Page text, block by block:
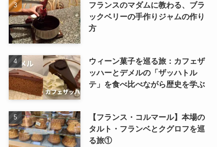
フランスのマダムに教わる、ブラ
ックベリーの手作りジャムの作り
方
ウィーン菓子を巡る旅：カフェザ
ッハーとデメルの「ザッハトル
テ」を食べ比べながら歴史を学ぶ
【フランス・コルマール】本場の
タルト・フランベとクグロフを巡
る旅①